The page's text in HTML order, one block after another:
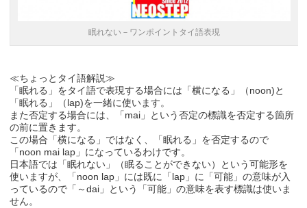
眠れない－ワンポイントタイ語表現
≪ちょっとタイ語解説≫
「眠れる」をタイ語で表現する場合には「横になる」（noon)と
「眠れる」（lap)を一緒に使います。
また否定する場合には、「mai」という否定の標識を否定する箇所
の前に置きます。
この場合「横になる」ではなく、「眠れる」を否定するので
「noon mai lap」になっているわけです。
日本語では「眠れない」（眠ることができない）という可能形を
使いますが、「noon lap」には既に「lap」に「可能」の意味が入
っているので「～dai」という「可能」の意味を表す標識は使いま
せん。